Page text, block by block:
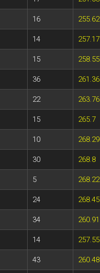
16 255.62
14 257.17
15 258.55
36 261.36
22 263.76
15 265.7
10 268.29
30 268.8
5 268.22
24 268.45
34 260.91
14 257.55
43 260.48